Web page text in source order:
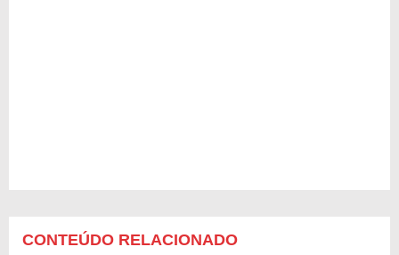
CONTEÚDO RELACIONADO